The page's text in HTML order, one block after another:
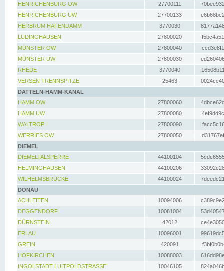
HENRICHENBURG OW
27700111
HENRICHENBURG UW
27700133
HERBRUM HAFENDAMM
3770030
LÜDINGHAUSEN
27800020
MÜNSTER OW
27800040
MÜNSTER UW
27800030
RHEDE
3770040
VERSEN TRENNSPITZE
25463
DATTELN-HAMM-KANAL
HAMM OW
27800060
HAMM UW
27800080
WALTROP
27800090
WERRIES OW
27800050
DIEMEL
DIEMELTALSPERRE
44100104
HELMINGHAUSEN
44100206
WILHELMSBRÜCKE
44100024
DONAU
ACHLEITEN
10094006
DEGGENDORF
10081004
DÜRNSTEIN
42012
ERLAU
10096001
GREIN
420091
HOFKIRCHEN
10088003
INGOLSTADT LUITPOLDSTRASSE
10046105